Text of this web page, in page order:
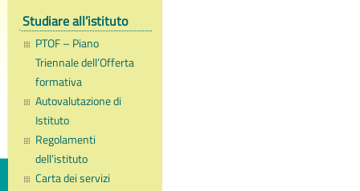
Studiare all’istituto
PTOF – Piano
Triennale dell’Offerta
formativa
Autovalutazione di
Istituto
Regolamenti
dell’istituto
Carta dei servizi